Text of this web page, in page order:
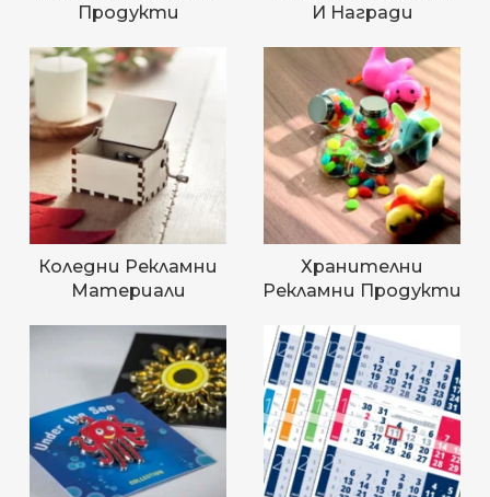
Продукти
И Награди
Коледни Рекламни
Материали
Хранителни
Рекламни Продукти